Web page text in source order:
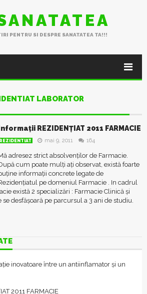
PENTRU SI DESPRE SANATATEA TA!!!
LABORATOR
Informații REZIDENȚIAT 2011 FARMACIE
REZIDENTIAT mai 9, 2011 164
adresez strict absolvenților de Farmacie.
cum poate mulți ați observat, există foarte
informații concrete legate de
pe domeniul Farmacie . In cadrul
există 2 specializări : Farmacie Clinică și
desfășoară pe parcursul a 3 ani de studiu.
inovatoare între un antiinflamator și un
2011 FARMACIE